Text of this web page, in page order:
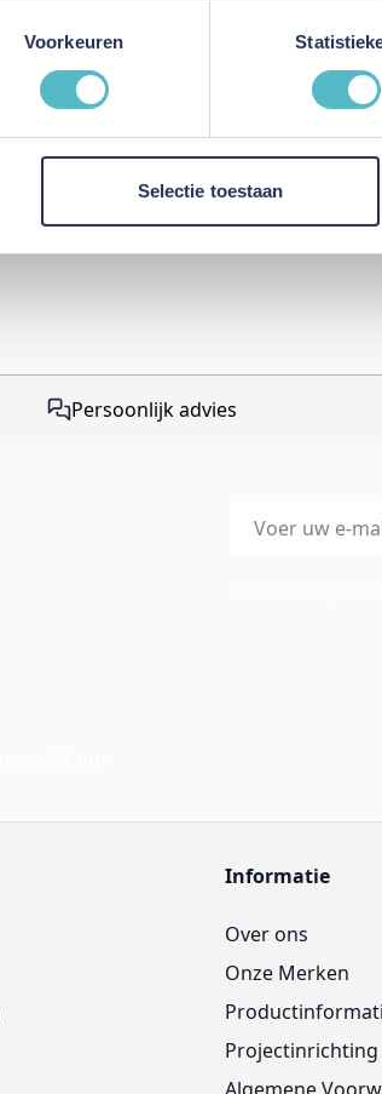
Voorkeuren
Selectie toestaan
This form is
Google Privacy
Persoonlijk advies
E-mailadres
Informatie
Over ons
Onze Merken
Projectinrichting